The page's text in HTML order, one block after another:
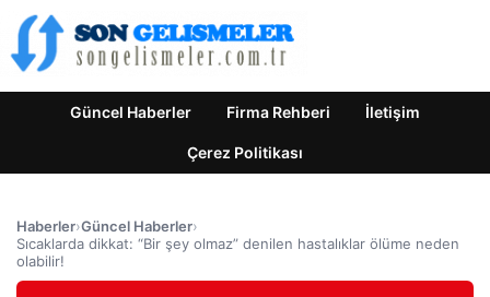
Güncel Haberler Firma Rehberi İletişim
Çerez Politikası
Haberler›Güncel Haberler›
Sıcaklarda dikkat: “Bir şey olmaz” denilen hastalıklar ölüme neden
olabilir!